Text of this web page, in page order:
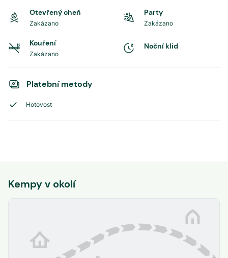
Otevřený oheň
Zakázano
Party
Zakázano
Kouření
Zakázano
Noční klid
Platební metody
Hotovost
Kempy v okolí